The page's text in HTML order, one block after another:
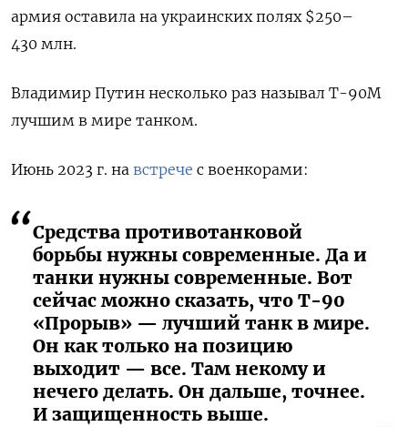
армия оставила на украинских полях $250–
430 млн.
Владимир Путин несколько раз называл Т-90М
лучшим в мире танком.
Июнь 2023 г. на встрече с военкорами:
Средства противотанковой
борьбы нужны современные. Да и
танки нужны современные. Вот
сейчас можно сказать, что Т-90
«Прорыв» — лучший танк в мире.
Он как только на позицию
выходит — все. Там некому и
нечего делать. Он дальше, точнее.
И защищенность выше.